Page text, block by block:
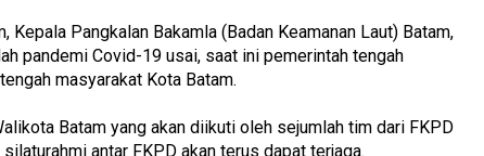
Pangkalan Bakamla (Badan Keamanan Laut) Batam,
pandemi Covid-19 usai, saat ini pemerintah tengah
masyarakat Kota Batam.
Batam yang akan diikuti oleh sejumlah tim dari FKPD
antar FKPD akan terus dapat terjaga.